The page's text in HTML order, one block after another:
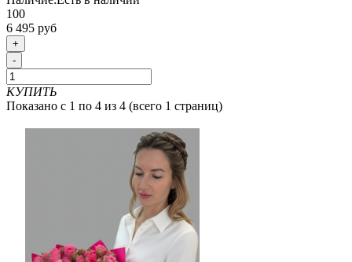
100
6 495 руб
+
-
КУПИТЬ
Показано с 1 по 4 из 4 (всего 1 страниц)